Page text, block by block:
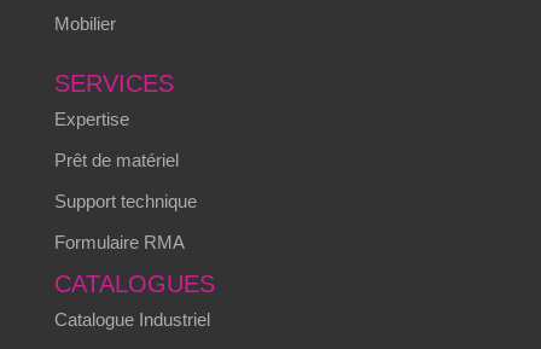
Mobilier
SERVICES
Expertise
Prêt de matériel
Support technique
Formulaire RMA
CATALOGUES
Catalogue Industriel